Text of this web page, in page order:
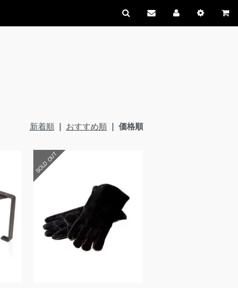
新着順| おすすめ順| 価格順
SOLD OUT